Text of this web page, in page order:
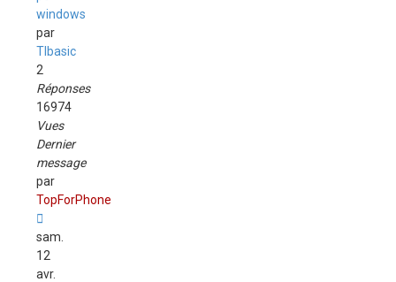
windows
par
TIbasic
2
Réponses
16974
Vues
Dernier
message
par
TopForPhone
sam.
12
avr.